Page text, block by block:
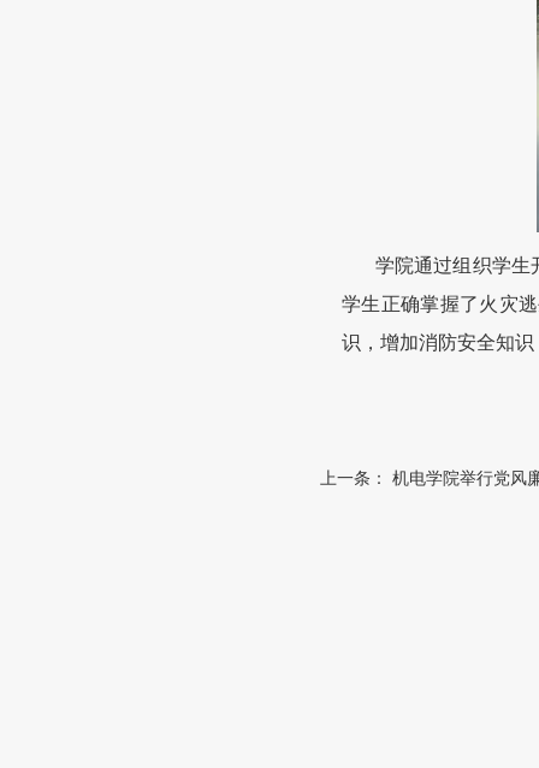
学院通过组织学生
学生正确掌握了火灾
识，增加消防安全知
上一条： 机电学院举行党风